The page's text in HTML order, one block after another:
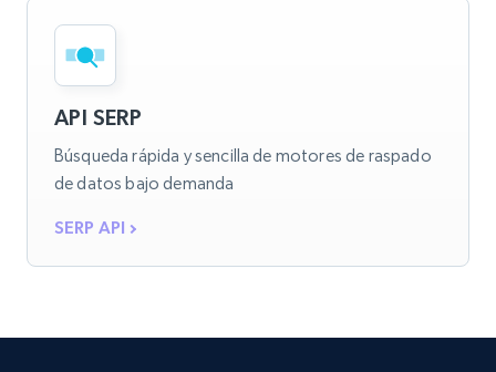
API SERP
Búsqueda rápida y sencilla de motores de raspado
de datos bajo demanda
SERP API